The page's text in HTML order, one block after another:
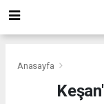
Anasayfa